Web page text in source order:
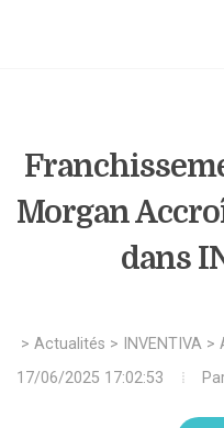
Morgan
dans
> Actualités > INVENTIVA >
17/06/2025 17:02:53